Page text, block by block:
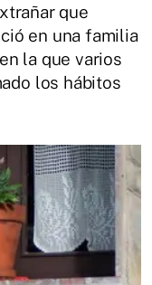
que
en una familia
la que varios
los hábitos